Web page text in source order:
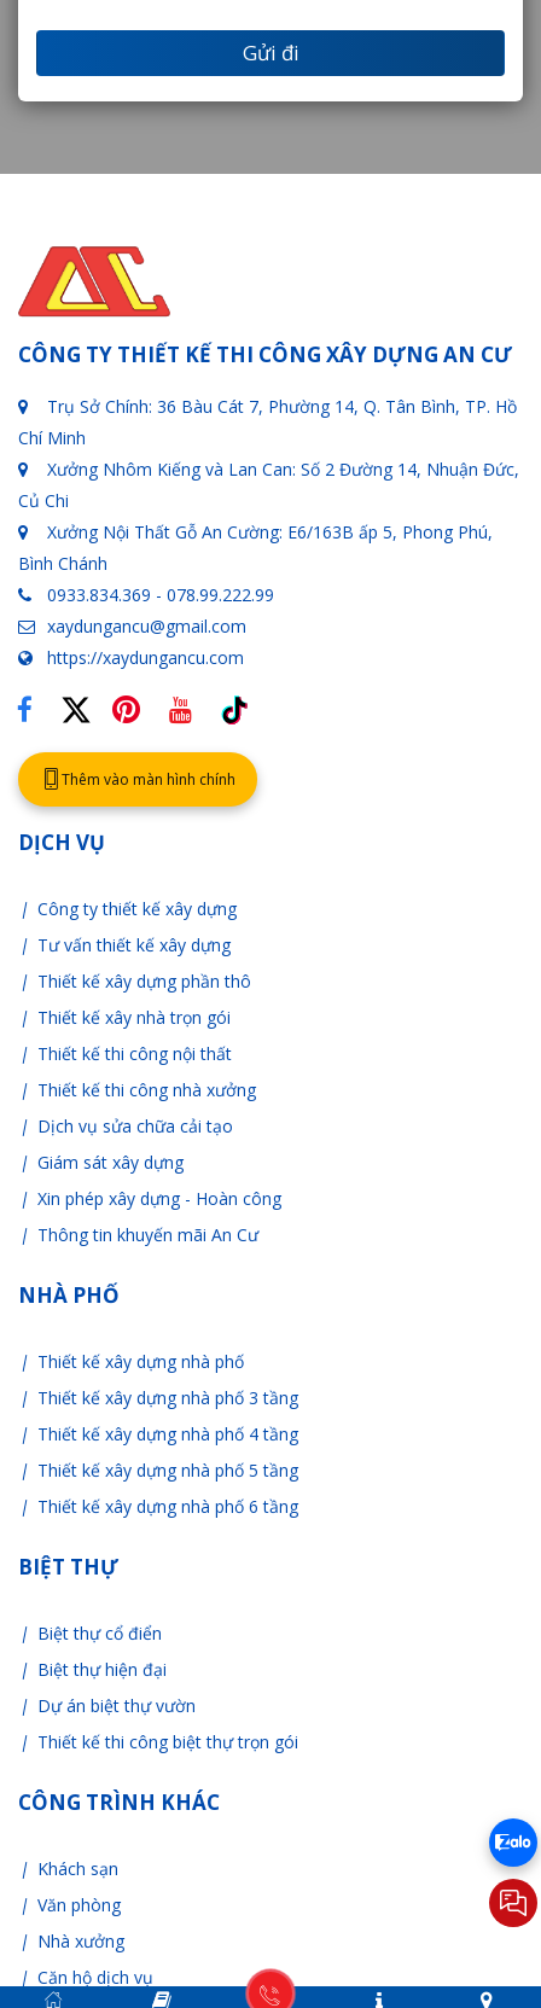
CÔNG TY THIẾT KẾ THI CÔNG XÂY DỰNG AN CƯ
Trụ Sở Chính: 36 Bàu Cát 7, Phường 14, Q. Tân Bình, TP. Hồ
Chí Minh
Xưởng Nhôm Kiếng và Lan Can: Số 2 Đường 14, Nhuận Đức,
Củ Chi
Xưởng Nội Thất Gỗ An Cường: E6/163B ấp 5, Phong Phú,
Bình Chánh
0933.834.369 - 078.99.222.99
xaydungancu@gmail.com
https://xaydungancu.com
Thêm vào màn hình chính
DỊCH VỤ
Công ty thiết kế xây dựng
Tư vấn thiết kế xây dựng
Thiết kế xây dựng phần thô
Thiết kế xây nhà trọn gói
Thiết kế thi công nội thất
Thiết kế thi công nhà xưởng
Dịch vụ sửa chữa cải tạo
Giám sát xây dựng
Xin phép xây dựng - Hoàn công
Thông tin khuyến mãi An Cư
NHÀ PHỐ
Thiết kế xây dựng nhà phố
Thiết kế xây dựng nhà phố 3 tầng
Thiết kế xây dựng nhà phố 4 tầng
Thiết kế xây dựng nhà phố 5 tầng
Thiết kế xây dựng nhà phố 6 tầng
BIỆT THỰ
Biệt thự cổ điển
Biệt thự hiện đại
Dự án biệt thự vườn
Thiết kế thi công biệt thự trọn gói
CÔNG TRÌNH KHÁC
Khách sạn
Văn phòng
Nhà xưởng
Căn hộ dịch vụ